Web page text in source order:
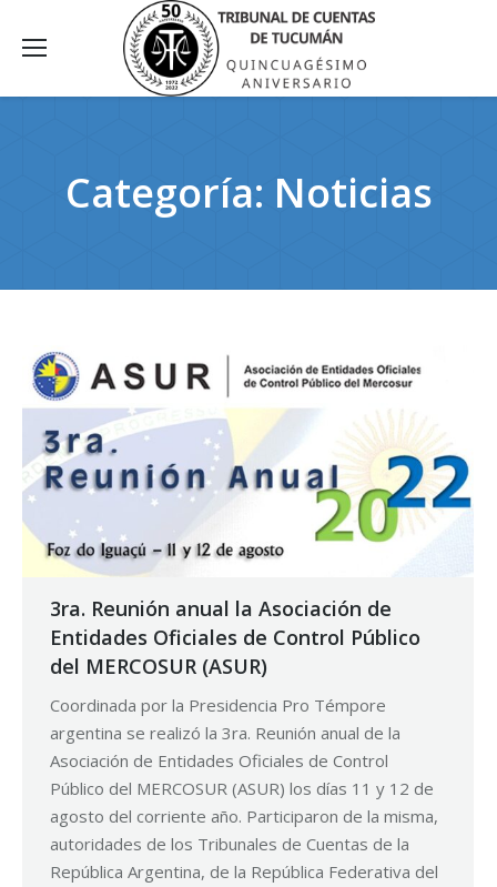
Categoría: Noticias
3ra. Reunión anual la Asociación de
Entidades Oficiales de Control Público
del MERCOSUR (ASUR)
Coordinada por la Presidencia Pro Témpore
argentina se realizó la 3ra. Reunión anual de la
Asociación de Entidades Oficiales de Control
Público del MERCOSUR (ASUR) los días 11 y 12 de
agosto del corriente año. Participaron de la misma,
autoridades de los Tribunales de Cuentas de la
República Argentina, de la República Federativa del